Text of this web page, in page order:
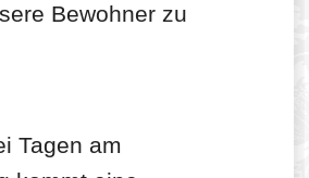
Bewohner zu
Tagen am